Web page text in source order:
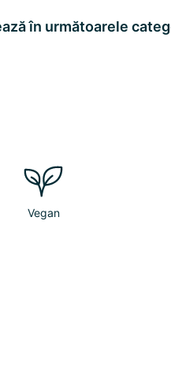
în următoarele
Vegan